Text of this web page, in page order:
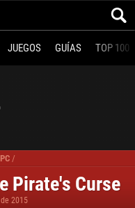
JUEGOS GUÍAS TOP 100
/
Pirate's Curse
2015